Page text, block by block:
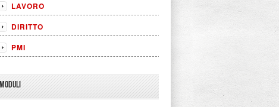
LAVORO
DIRITTO
PMI
MODULI